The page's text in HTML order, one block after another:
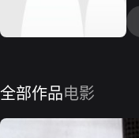
全部作品电影